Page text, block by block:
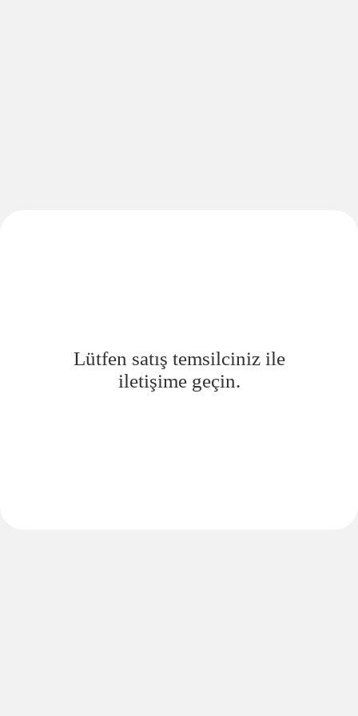
Lütfen satış temsilciniz ile
iletişime geçin.